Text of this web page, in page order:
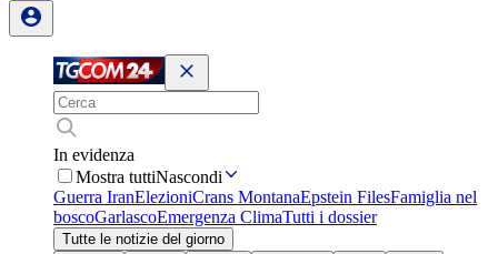
In evidenza
Mostra tuttiNascondi
Guerra IranElezioniCrans MontanaEpstein FilesFamiglia nel
boscoGarlascoEmergenza ClimaTutti i dossier
Tutte le notizie del giorno